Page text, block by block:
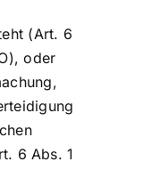
(Art. 6
oder
6 Abs. 1